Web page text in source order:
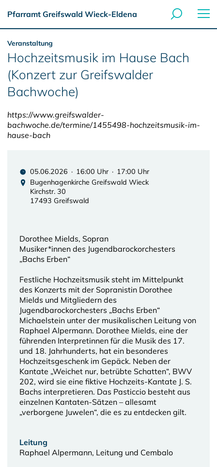
Pfarramt Greifswald Wieck-Eldena
Veranstaltung
Hochzeitsmusik im Hause Bach
(Konzert zur Greifswalder
Bachwoche)
https://www.greifswalder-
bachwoche.de/termine/1455498-hochzeitsmusik-im-
hause-bach
05.06.2026 · 16:00 Uhr · 17:00 Uhr
Bugenhagenkirche Greifswald Wieck
Kirchstr. 30
17493 Greifswald
Dorothee Mields, Sopran
Musiker*innen des Jugendbarockorchesters
„Bachs Erben“
Festliche Hochzeitsmusik steht im Mittelpunkt
des Konzerts mit der Sopranistin Dorothee
Mields und Mitgliedern des
Jugendbarockorchesters „Bachs Erben“
Michaelstein unter der musikalischen Leitung von
Raphael Alpermann. Dorothee Mields, eine der
führenden Interpretinnen für die Musik des 17.
und 18. Jahrhunderts, hat ein besonderes
Hochzeitsgeschenk im Gepäck. Neben der
Kantate „Weichet nur, betrübte Schatten“, BWV
202, wird sie eine fiktive Hochzeits-Kantate J. S.
Bachs interpretieren. Das Pasticcio besteht aus
einzelnen Kantaten-Sätzen – allesamt
„verborgene Juwelen“, die es zu entdecken gilt.
Leitung
Raphael Alpermann, Leitung und Cembalo